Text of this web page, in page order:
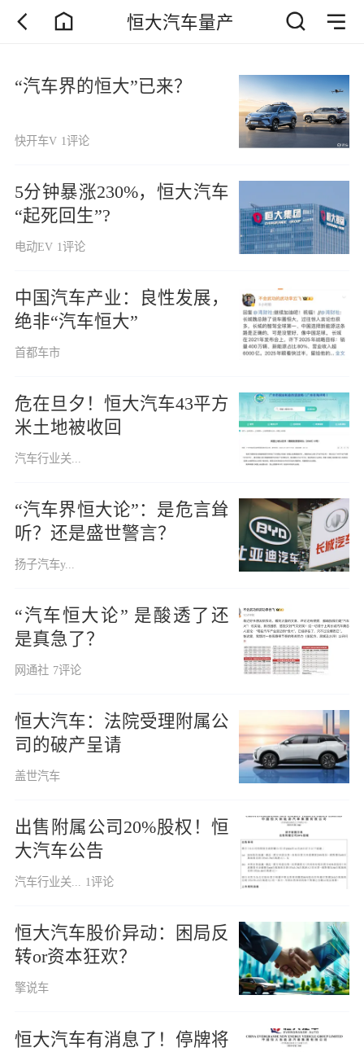
恒大汽车量产
“汽车界的恒大”已来？
快开车V 1评论
5分钟暴涨230%，恒大汽车
“起死回生”?
电动EV 1评论
中国汽车产业：良性发展，
绝非“汽车恒大”
首都车市
危在旦夕！恒大汽车43平方
米土地被收回
汽车行业关...
“汽车界恒大论”：是危言耸
听？还是盛世警言？
扬子汽车y...
“汽车恒大论” 是酸透了还
是真急了？
网通社 7评论
恒大汽车：法院受理附属公
司的破产呈请
盖世汽车
出售附属公司20%股权！恒
大汽车公告
汽车行业关... 1评论
恒大汽车股价异动：困局反
转or资本狂欢？
擎说车
恒大汽车有消息了！停牌将